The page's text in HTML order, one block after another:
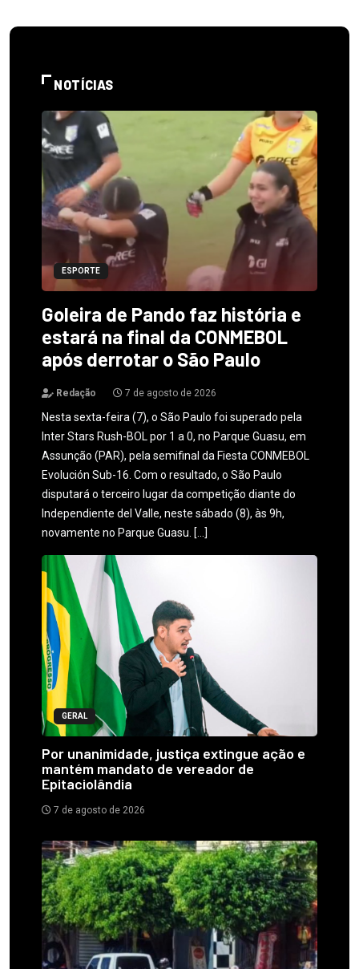
NOTÍCIAS
ESPORTE
Goleira de Pando faz história e
estará na final da CONMEBOL
após derrotar o São Paulo
Redação 7 de agosto de 2026
Nesta sexta-feira (7), o São Paulo foi superado pela
Inter Stars Rush-BOL por 1 a 0, no Parque Guasu, em
Assunção (PAR), pela semifinal da Fiesta CONMEBOL
Evolución Sub-16. Com o resultado, o São Paulo
disputará o terceiro lugar da competição diante do
Independiente del Valle, neste sábado (8), às 9h,
novamente no Parque Guasu. […]
GERAL
Por unanimidade, justiça extingue ação e
mantém mandato de vereador de
Epitaciolândia
7 de agosto de 2026